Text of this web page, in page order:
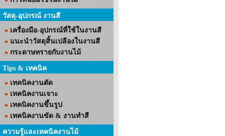
วัสดุ-อุปกรณ์ งานสี
เครื่องมือ-อุปกรณ์ที่ใช้ในงานสี
แนะนำวัสดุสิ้นเปลืองในงานสี
กระดาษทรายกับงานไม้
Tips & เทคนิค
เทคนิคงานตัด
เทคนิคงานเจาะ
เทคนิคงานขึ้นรูป
เทคนิคงานขัด & งานทำสี
ความรู้และเทคนิคงานไม้